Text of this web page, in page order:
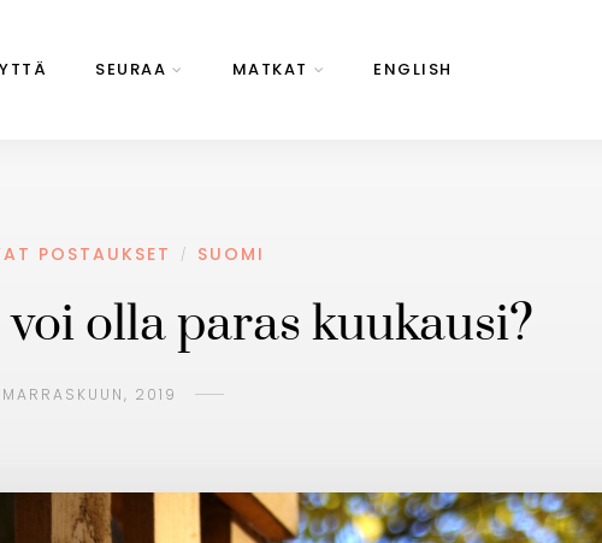
SEURAA MATKAT ENGLISH
POSTAUKSET / SUOMI
olla paras kuukausi?
2019